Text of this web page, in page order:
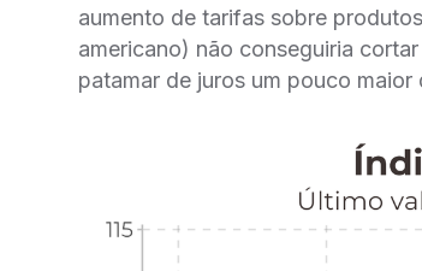
aumento de tarifas sobre
americano) não conseguiria
patamar de juros um pouco